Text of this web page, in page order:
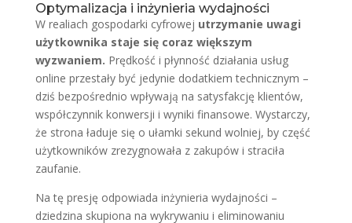
Optymalizacja i inżynieria wydajności
W realiach gospodarki cyfrowej utrzymanie uwagi
użytkownika staje się coraz większym
wyzwaniem. Prędkość i płynność działania usług
online przestały być jedynie dodatkiem technicznym –
dziś bezpośrednio wpływają na satysfakcję klientów,
współczynnik konwersji i wyniki finansowe. Wystarczy,
że strona ładuje się o ułamki sekund wolniej, by część
użytkowników zrezygnowała z zakupów i straciła
zaufanie.
Na tę presję odpowiada inżynieria wydajności –
dziedzina skupiona na wykrywaniu i eliminowaniu